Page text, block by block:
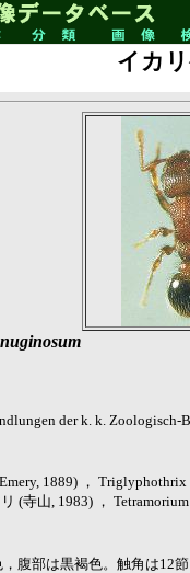
イカ
der k. k.
1889) ，
(寺山, 1983) ，
腹部は黒褐色。触角は12